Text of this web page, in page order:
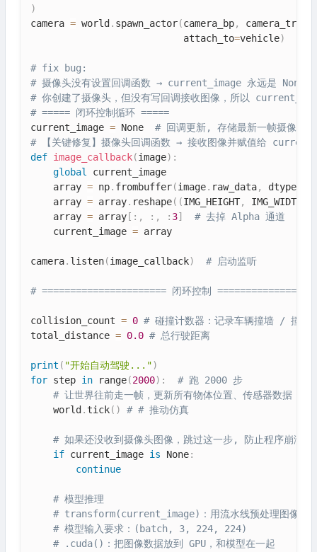
)
camera = world . spawn_actor(camera_bp,
                           attach_to
=vehicle)
# fix bug:
# 摄像头没有设置回调函数 → current_image 永远是 None →
# 你创建了摄像头，但没有写回调接收图像，所以
# ===== 闭环控制循环 =====
current_image = None # 回调更新, 存储最新一帧摄像头
# 【关键修复】摄像头回调函数 → 接收图像并赋值给
def image_callback(image) :
global
current_image
    array
= np. frombuffer(image. raw_data, dtype
    array
= array. reshape( (IMG_HEIGHT, IMG_WIDTH
    array
= array [ : , : , : 3]
# 去掉 Alpha 通道
    current_image
= array
camera. listen(image_callback) # 启动监听
# ====================== 闭环控制
collision_count = 0 # 碰撞计数器：记录车辆撞墙 / 撞车
total_distance = 0.0 # 总行驶距离
print ( "开始自动驾驶...")
for step in range(2000) :
# 跑 2000 步
# 让世界往前走一帧，更新所有物体位置、传感器数据
    world
. tick( ) # # 推动仿真
# 如果还没收到摄像头图像，跳过这一步, 防止程序崩溃
if current_image is None:
continue
# 模型推理
# transform(current_image)：用流水线预处理图像,
# 模型输入要求：(batch, 3, 224, 224)
# .cuda()：把图像数据放到 GPU，和模型在一起